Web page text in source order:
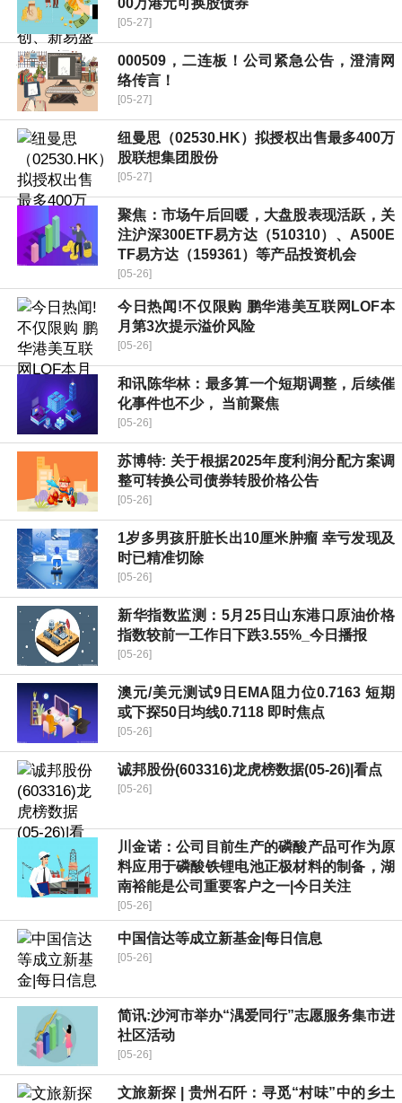
[05-27]
000509，二连板！公司紧急公告，澄清网
络传言！
[05-27]
纽曼思（02530.HK）拟授权出售最多400万
股联想集团股份
[05-27]
聚焦：市场午后回暖，大盘股表现活跃，关
注沪深300ETF易方达（510310）、A500E
TF易方达（159361）等产品投资机会
[05-26]
今日热闻!不仅限购 鹏华港美互联网LOF本
月第3次提示溢价风险
[05-26]
和讯陈华林：最多算一个短期调整，后续催
化事件也不少， 当前聚焦
[05-26]
苏博特: 关于根据2025年度利润分配方案调
整可转换公司债券转股价格公告
[05-26]
1岁多男孩肝脏长出10厘米肿瘤 幸亏发现及
时已精准切除
[05-26]
新华指数监测：5月25日山东港口原油价格
指数较前一工作日下跌3.55%_今日播报
[05-26]
澳元/美元测试9日EMA阻力位0.7163 短期
或下探50日均线0.7118 即时焦点
[05-26]
诚邦股份(603316)龙虎榜数据(05-26)|看点
[05-26]
川金诺：公司目前生产的磷酸产品可作为原
料应用于磷酸铁锂电池正极材料的制备，湖
南裕能是公司重要客户之一|今日关注
[05-26]
中国信达等成立新基金|每日信息
[05-26]
简讯:沙河市举办“湡爱同行”志愿服务集市进
社区活动
[05-26]
文旅新探 | 贵州石阡：寻觅“村味”中的乡土